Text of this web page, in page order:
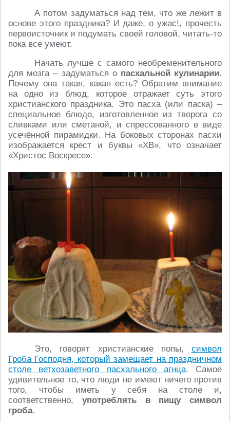
А потом задуматься над тем, что же лежит в
основе этого праздника? И даже, о ужас!, прочесть
первоисточник и подумать своей головой, читать-то
пока все умеют.
Начать лучше с самого необременительного
для мозга – задуматься о пасхальной кулинарии.
Почему она такая, какая есть? Обратим внимание
на одно из блюд, которое отражает суть этого
христианского праздника. Это пасха (или паска) –
специальное блюдо, изготовленное из творога со
сливками или сметаной, и спрессованного в виде
усечённой пирамидки. На боковых сторонах пасхи
изображается крест и буквы «ХВ», что означает
«Христос Воскресе».
Это, говорят христианские попы, символ
Гроба Господня, который замещает на праздничном
столе ветхозаветного пасхального агнца. Самое
удивительное то, что люди не имеют ничего против
того, чтобы иметь у себя на столе и,
соответственно, употреблять в пищу
символ
гроба.